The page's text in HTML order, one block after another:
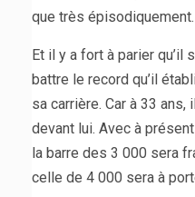
que très épisodiquement.
Et il y a fort à parier
battre le record qu’il
sa carrière. Car à 33
devant lui. Avec à
la barre des 3 000 sera
celle de 4 000 sera à